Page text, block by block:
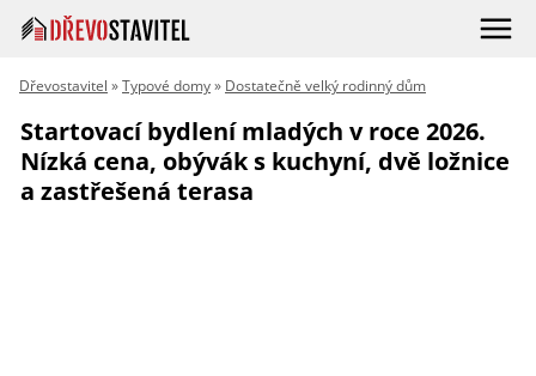
Dřevostavitel »Typové domy» Dostatečně velký rodinný dům
Startovací bydlení mladých v roce 2026.
Nízká cena, obývák s kuchyní, dvě ložnice
a zastřešená terasa